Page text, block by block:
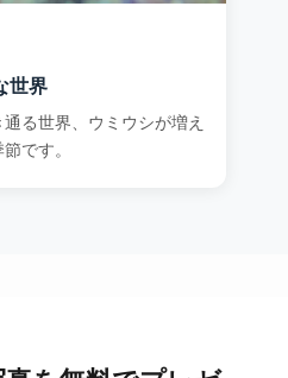
世界
る世界、ウミウシが増え
です。